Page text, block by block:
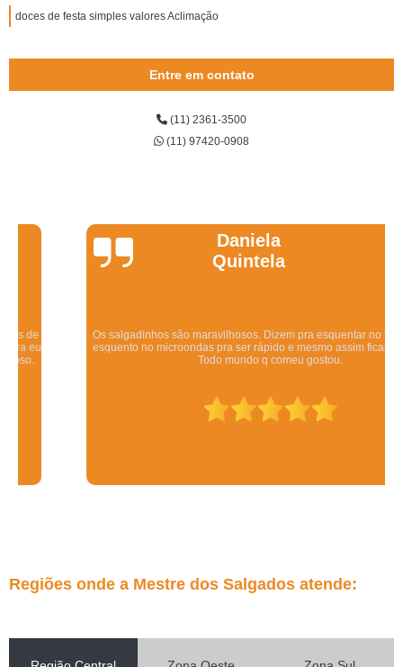
doces de festa simples valores Aclimação
Entre em contato
(11) 2361-3500
(11) 97420-0908
Quintela
Os salgadinhos são maravilhosos. Dizem pra esquentar no forno mas eu
esquento no microondas pra ser rápido e mesmo assim ficam deliciosos.
Todo mundo q comeu gostou.
Regiões onde a Mestre dos Salgados atende: